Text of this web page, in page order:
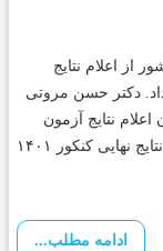
اعلام نتایج
خبر داد. دکتر حسن مروتی
نتایج آزمون
سراسری دانشگاه‌ها خاطرنشان کرد: به امید خدا، نتایج نهایی کنکور ۱۴۰۱
ادامه مطلب...